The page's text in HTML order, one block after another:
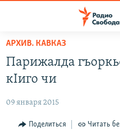
упрощенного
доступа
Вернуться
основному
Вернутся
ПОДКАСТЫ
ЦИТАТЫ СВОБОДЫ
МНЕНИЯ
АРХИВ. КАВКАЗ
Парижалда
кIиго чи
09 января 2015
Поделиться Читать